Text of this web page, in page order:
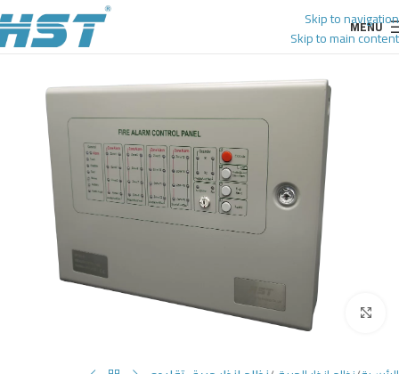
Skip to navigation
Skip to main content
MENU
Click to enlarge